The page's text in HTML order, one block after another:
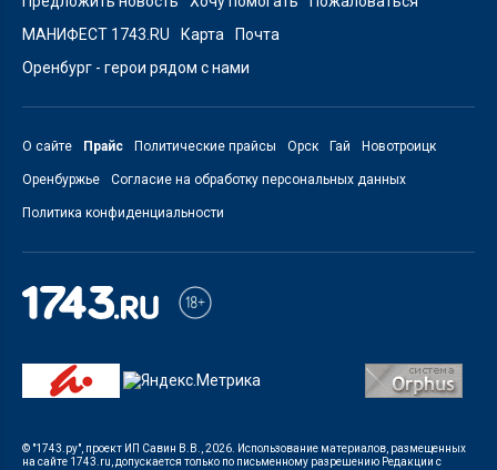
МАНИФЕСТ 1743.RU
Карта
Почта
Оренбург - герои рядом с нами
О сайте Прайс Политические прайсы Орск Гай Новотроицк
Оренбуржье Согласие на обработку персональных данных
Политика конфиденциальности
© "1743.ру", проект ИП Савин В.В., 2026. Использование материалов, размещенных
на сайте 1743.ru, допускается только по письменному разрешению Редакции с